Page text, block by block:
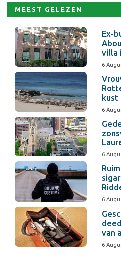
MEEST GELEZEN
Ex-
villa
6
kust
6
6
6
van
6